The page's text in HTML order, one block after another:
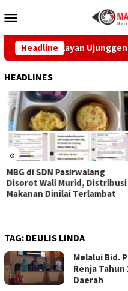
ke
Mobile
Headline
Nelayan
HEADLINES
«
MBG di SDN Pasirwalang
Disorot Wali Murid, Distribusi
Makanan Dinilai Terlambat
TAG: DEULIS LINDA
Melalui Bid.
Renja Tahun
Daerah